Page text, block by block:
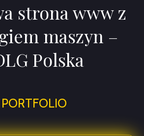
strona www z
maszyn –
Polska
PORTFOLIO